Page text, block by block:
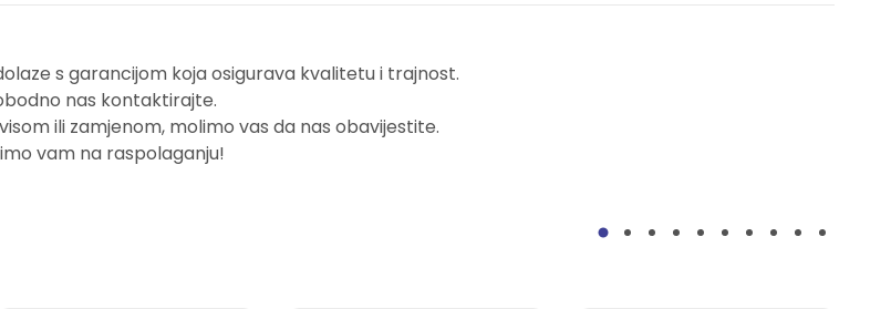
s garancijom koja osigurava kvalitetu i trajnost.
nas kontaktirajte.
ili zamjenom, molimo vas da nas obavijestite.
vam na raspolaganju!